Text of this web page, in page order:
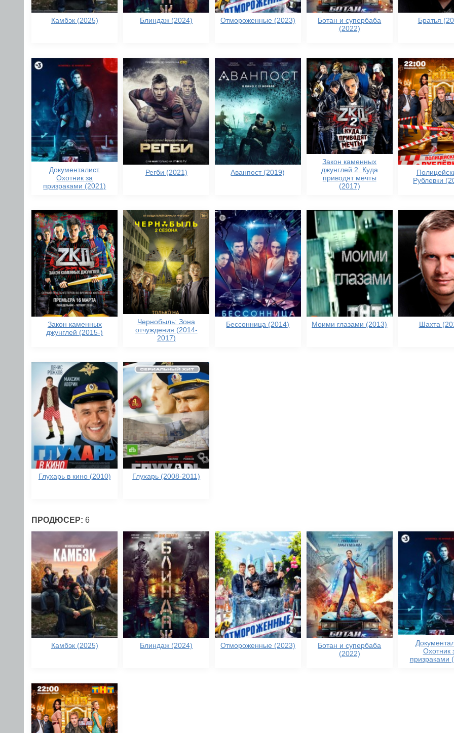
Камбэк (2025) Блиндаж (2024) Отмороженные (2023)
Ботан и супербаба
(2022)
Братья
Документалист.
Охотник за
призраками (2021)
Регби (2021) Аванпост (2019)
Закон каменных
джунглей 2. Куда
приводят мечты
(2017)
Рублевки
Закон каменных
джунглей (2015-)
Чернобыль: Зона
отчуждения (2014-
2017)
Бессонница (2014) Моими глазами (2013) Шахта
Глухарь в кино (2010) Глухарь (2008-2011)
ПРОДЮСЕР: 6
Камбэк (2025) Блиндаж (2024) Отмороженные (2023)
Ботан и супербаба
(2022)
Охотник
призраками